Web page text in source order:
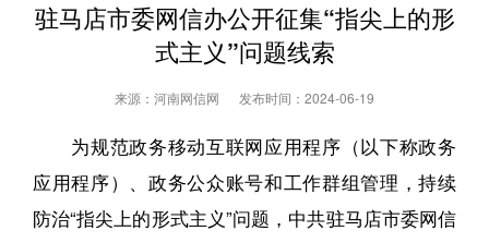
驻马店市委网信办公开征集“指尖上的形
式主义”问题线索
来源：河南网信网 发布时间： 2024-06-19
为规范政务移动互联网应用程序（以下称政务
应用程序）、政务公众账号和工作群组管理，持续
防治“指尖上的形式主义”问题，中共驻马店市委网信